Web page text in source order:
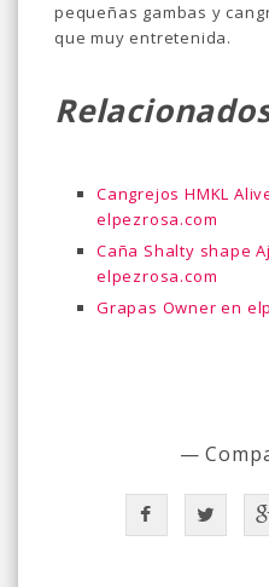
pequeñas gambas y
que muy entretenida.
Cangrejos HMKL
elpezrosa.com
Caña Shalty shape
elpezrosa.com
Grapas Owner en
—